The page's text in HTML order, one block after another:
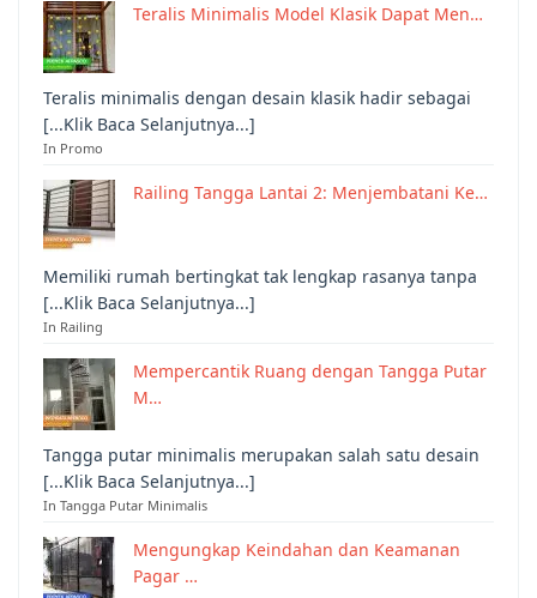
Teralis Minimalis Model Klasik Dapat Men…
Teralis minimalis dengan desain klasik hadir sebagai
[...Klik Baca Selanjutnya...]
In Promo
Railing Tangga Lantai 2: Menjembatani Ke…
Memiliki rumah bertingkat tak lengkap rasanya tanpa
[...Klik Baca Selanjutnya...]
In Railing
Mempercantik Ruang dengan Tangga Putar
M…
Tangga putar minimalis merupakan salah satu desain
[...Klik Baca Selanjutnya...]
In Tangga Putar Minimalis
Mengungkap Keindahan dan Keamanan
Pagar …